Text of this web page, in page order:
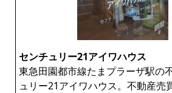
センチュリー21アイワハウス
東急田園都市線たまプラーザ駅の
ュリー21アイワハウス。不動産売